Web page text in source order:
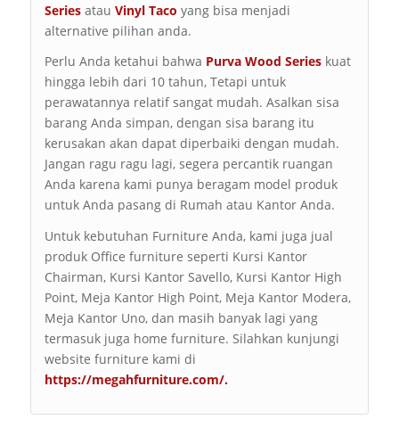
Seriesatau Vinyl Taco yang bisa menjadi
alternative pilihan anda.
Perlu Anda ketahui bahwa Purva Wood Serieskuat
hingga lebih dari 10 tahun, Tetapi untuk
perawatannya relatif sangat mudah. Asalkan sisa
barang Anda simpan, dengan sisa barang itu
kerusakan akan dapat diperbaiki dengan mudah.
Jangan ragu ragu lagi, segera percantik ruangan
Anda karena kami punya beragam model produk
untuk Anda pasang di Rumah atau Kantor Anda.
Untuk kebutuhan Furniture Anda, kami juga jual
produk Office furniture seperti Kursi Kantor
Chairman, Kursi Kantor Savello, Kursi Kantor High
Point, Meja Kantor High Point, Meja Kantor Modera,
Meja Kantor Uno, dan masih banyak lagi yang
termasuk juga home furniture. Silahkan kunjungi
website furniture kami di
https://megahfurniture.com/.